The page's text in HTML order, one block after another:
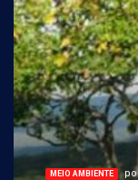
MEIO AMBIENTE